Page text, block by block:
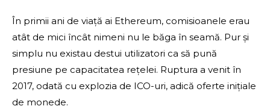
În primii ani de viață ai Ethereum, comisioanele erau
atât de mici încât nimeni nu le băga în seamă. Pur și
simplu nu existau destui utilizatori ca să pună
presiune pe capacitatea rețelei. Ruptura a venit în
2017, odată cu explozia de ICO-uri, adică oferte inițiale
de monede.